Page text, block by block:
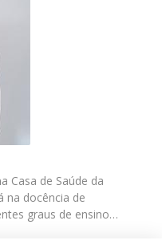
Casa de Saúde da
na docência de
graus de ensino…